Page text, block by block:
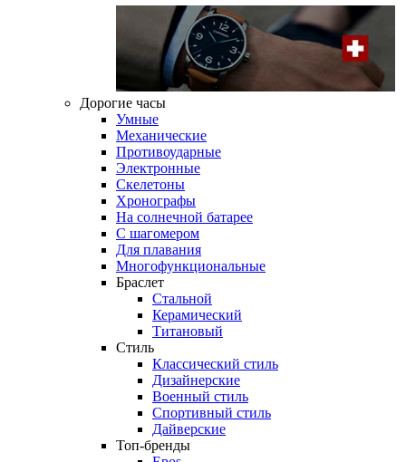
Дорогие часы
Умные
Механические
Противоударные
Электронные
Скелетоны
Хронографы
На солнечной батарее
С шагомером
Для плавания
Многофункциональные
Браслет
Стальной
Керамический
Титановый
Стиль
Классический стиль
Дизайнерские
Военный стиль
Спортивный стиль
Дайверские
Топ-бренды